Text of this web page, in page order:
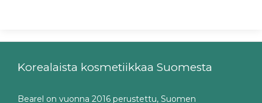
Korealaista kosmetiikkaa Suomesta
Bearel on vuonna 2016 perustettu, Suomen